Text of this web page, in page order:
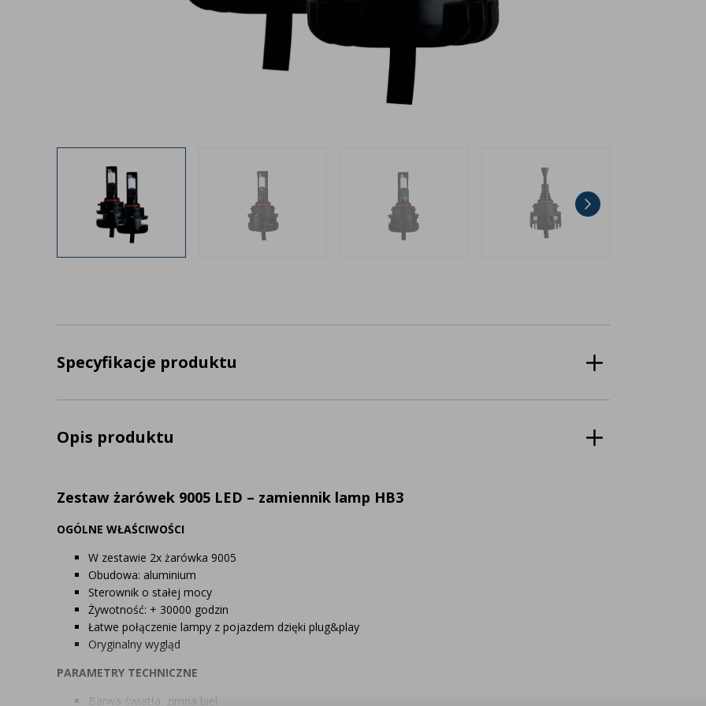
Specyfikacje produktu
Opis produktu
Zestaw żarówek 9005 LED – zamiennik lamp HB3
OGÓLNE WŁAŚCIWOŚCI
W zestawie 2x żarówka 9005
Obudowa: aluminium
Sterownik o stałej mocy
Żywotność: + 30000 godzin
Łatwe połączenie lampy z pojazdem dzięki plug&play
Oryginalny wygląd
PARAMETRY TECHNICZNE
Barwa światła: zimna biel